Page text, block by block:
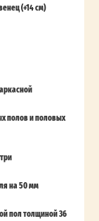
(+14 см)
полов и половых
на 50 мм
пол толщиной 36